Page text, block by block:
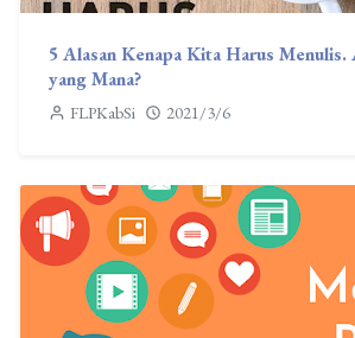
5 Alasan Kenapa Kita Harus Menulis.
yang Mana?
FLPKabSi 2021/3/6